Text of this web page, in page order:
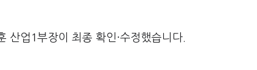
산업1부장이 최종 확인·수정했습니다.